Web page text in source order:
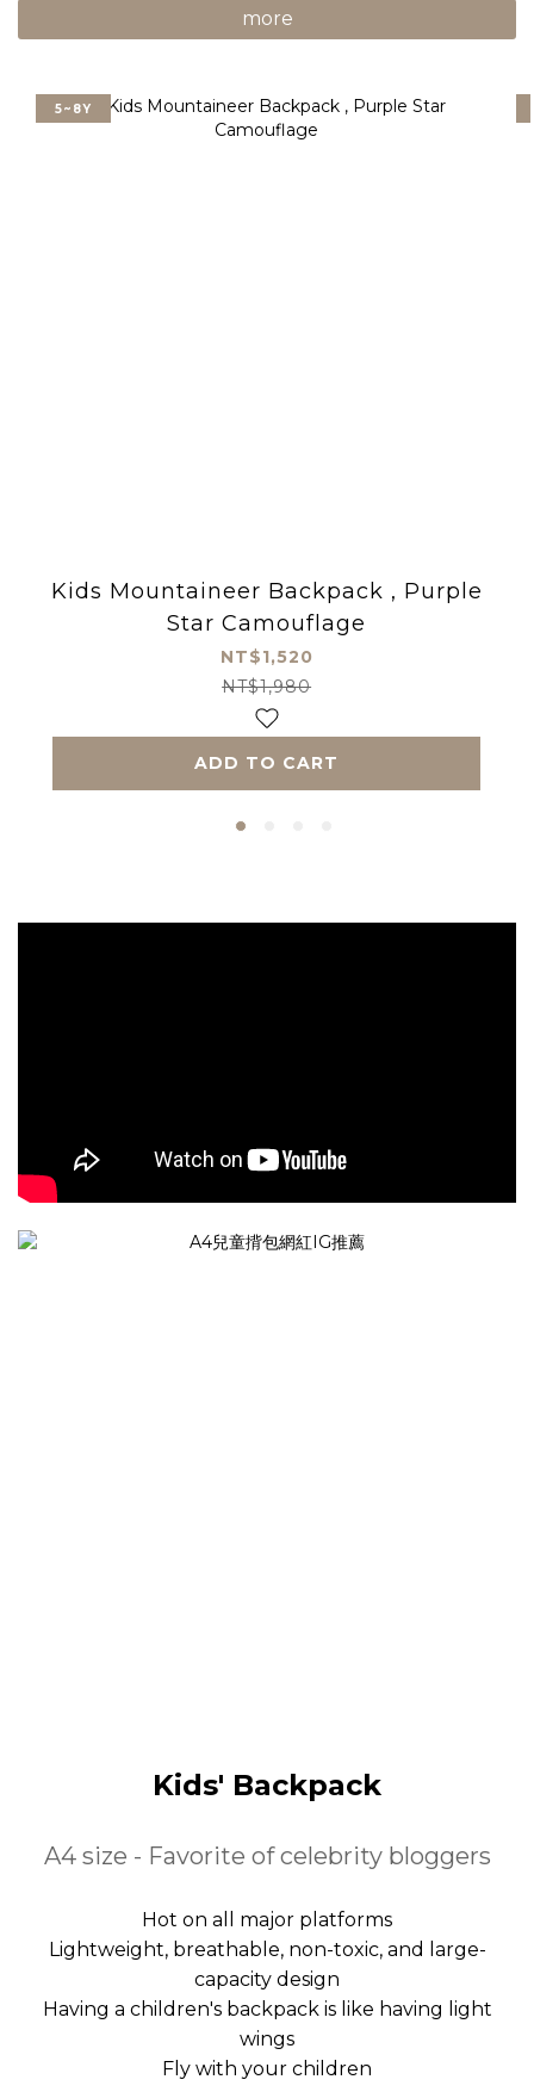
more
5~8Y
Kids Mountaineer Backpack , Purple
Star Camouflage
NT$1,520
NT$1,980
ADD TO CART
Kids' Backpack
A4 size - Favorite of celebrity bloggers
Hot on all major platforms
Lightweight, breathable, non-toxic, and large-
capacity design
Having a children's backpack is like having light
wings
Fly with your children